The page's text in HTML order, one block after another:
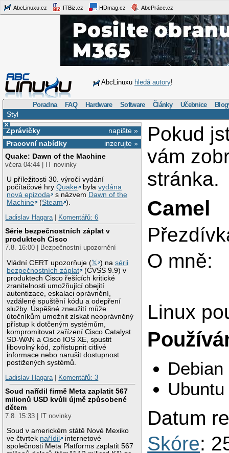
AbcLinuxu.cz ITBiz.cz HDmag.cz AbcPráce.cz
AbcLinuxu hledá autory!
Poradna FAQ Hardware Software Články Učebnice
Styl
×
napište »
Zprávičky
inzerujte »
Pracovní nabídky
Quake: Dawn of the Machine
včera 04:44 | IT novinky
U příležitosti 30. výročí vydání
počítačové hryQuake bylavydána
nová epizoda
s názvem Dawn of the
Machine
(Steam ).
Ladislav Hagara| Komentářů: 6
Série bezpečnostních záplat v
produktech Cisco
7.8. 16:00 | Bezpečnostní upozornění
Vládní CERT upozorňuje (𝕏 ) nasérii
bezpečnostních záplat
(CVSS 9.9) v
produktech Cisco řešících kritické
zranitelnosti umožňující obejití
autentizace, eskalaci oprávnění,
vzdálené spuštění kódu a odepření
služby. Úspěšné zneužití může
útočníkům umožnit získat neoprávněný
přístup k dotčeným systémům,
kompromitovat zařízení Cisco Catalyst
SD-WAN a Cisco IOS XE, spustit
libovolný kód, zpřístupnit citlivé
informace nebo narušit dostupnost
postižených systémů.
Ladislav Hagara| Komentářů: 3
Soud nařídil firmě Meta zaplatit 567
milionů USD kvůli újmě způsobené
dětem
7.8. 15:33 | IT novinky
Soud v americkém státě Nové Mexiko
ve čtvrtek nařídil
internetové
společnosti Meta Platforms zaplatit 567
Pokud
vám
stránka.
Camel
O mně:
Linux
Debian
Ubuntu
Datum
Skóre: